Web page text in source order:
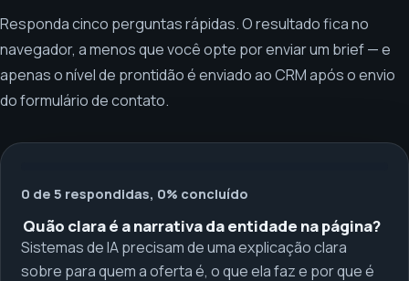
Responda cinco perguntas rápidas. O resultado fica no
navegador, a menos que você opte por enviar um brief — e
apenas o nível de prontidão é enviado ao CRM após o envio
do formulário de contato.
0 de 5 respondidas, 0% concluído
Quão clara é a narrativa da entidade na página?
Sistemas de IA precisam de uma explicação clara
sobre para quem a oferta é, o que ela faz e por que é